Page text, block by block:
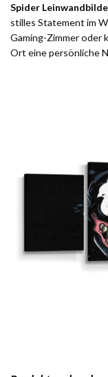
Spider
stilles Statement im
Gaming-Zimmer oder
Ort eine persönliche